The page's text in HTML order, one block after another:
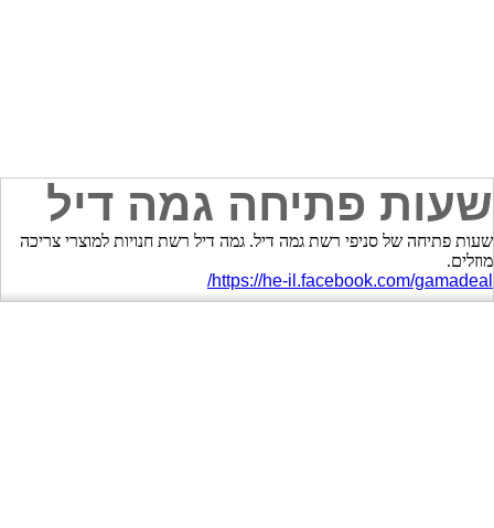
שעות פתיחה גמה דיל
שעות פתיחה של סניפי רשת גמה דיל. גמה דיל רשת חנויות למוצרי צריכה
מוזלים.
https://he-il.facebook.com/gamadeal/